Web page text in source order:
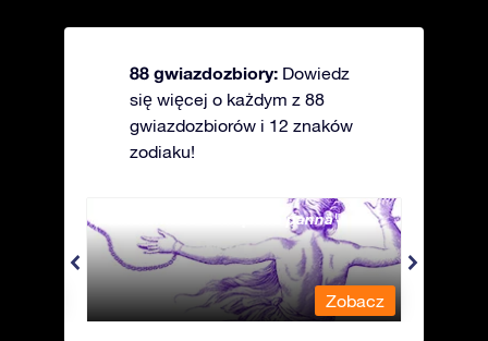
88 gwiazdozbiory: Dowiedz
się więcej o każdym z 88
gwiazdozbiorów i 12 znaków
zodiaku!
Andromeda - Związana panna
Zobacz